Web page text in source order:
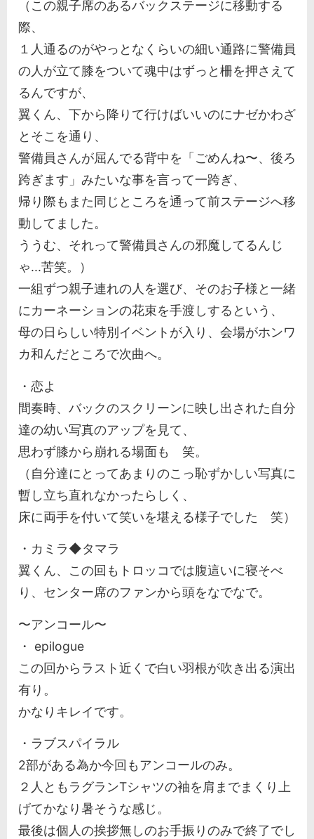
（この親子席のあるバックステージに移動する
際、
１人通るのがやっとなくらいの細い通路に警備員
の人が立て膝をついて魂中はずっと柵を押さえて
るんですが、
翼くん、下から降りて行けばいいのにナゼかわざ
とそこを通り、
警備員さんが屈んでる背中を「ごめんね〜、後ろ
跨ぎます」みたいな事を言って一跨ぎ、
帰り際もまた同じところを通って前ステージへ移
動してました。
ううむ、それって警備員さんの邪魔してるんじ
ゃ...苦笑。）
一組ずつ親子連れの人を選び、そのお子様と一緒
にカーネーションの花束を手渡しするという、
母の日らしい特別イベントが入り、会場がホンワ
カ和んだところで次曲へ。
・恋よ
間奏時、バックのスクリーンに映し出された自分
達の幼い写真のアップを見て、
思わず膝から崩れる場面も 笑。
（自分達にとってあまりのこっ恥ずかしい写真に
暫し立ち直れなかったらしく、
床に両手を付いて笑いを堪える様子でした 笑）
・カミラ◆タマラ
翼くん、この回もトロッコでは腹這いに寝そべ
り、センター席のファンから頭をなでなで。
〜アンコール〜
・ epilogue
この回からラスト近くで白い羽根が吹き出る演出
有り。
かなりキレイです。
・ラブスパイラル
2部がある為か今回もアンコールのみ。
２人ともラグランTシャツの袖を肩までまくり上
げてかなり暑そうな感じ。
最後は個人の挨拶無しのお手振りのみで終了でし